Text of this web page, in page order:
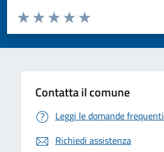
Valuta da 1 a 5 stelle la pagina
Valuta 5 stelle su 5
Valuta 4 stelle su 5
Valuta 3 stelle su 5
Valuta 2 stelle su 5
Valuta 1 stelle su 5
Contatta il comune
Leggi le domande frequenti
Richiedi assistenza